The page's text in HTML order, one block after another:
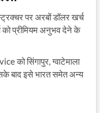
पर अरबों डॉलर खर्च
प्रीमियम अनुभव देने के
को सिंगापुर, ग्वाटेमाला
बाद इसे भारत समेत अन्य